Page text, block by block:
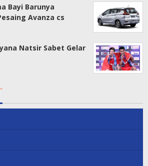
Bayi Barunya
Avanza cs
Natsir Sabet Gelar